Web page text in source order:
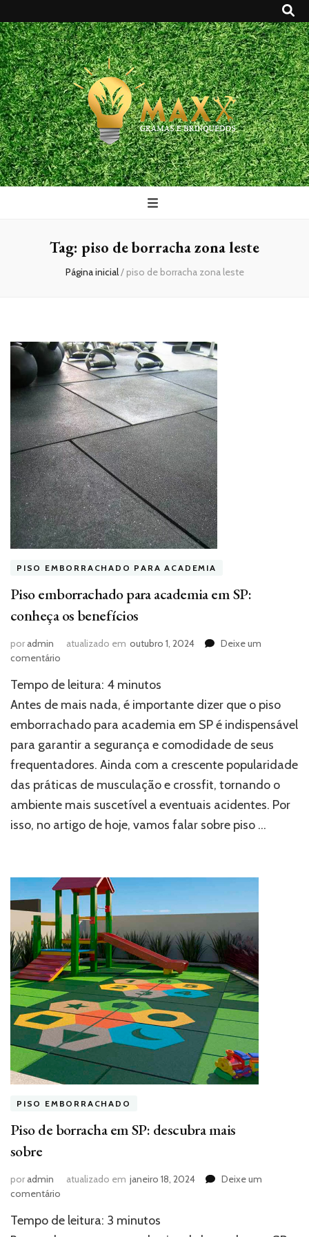
Maxx Gramas
Blog
Tag: piso de borracha zona leste
Página inicial/ piso de borracha zona leste
PISO EMBORRACHADO PARA ACADEMIA
Piso emborrachado para academia em SP:
conheça os benefícios
poradmin atualizado em outubro 1, 2024
Deixe um
comentário
emborrachado
para
em
SP:
conheça
os
benefícios
Tempo de leitura: 4 minutos
Antes de mais nada, é importante dizer que o piso
emborrachado para academia em SP é indispensável
para garantir a segurança e comodidade de seus
frequentadores. Ainda com a crescente popularidade
das práticas de musculação e crossfit, tornando o
ambiente mais suscetível a eventuais acidentes. Por
isso, no artigo de hoje, vamos falar sobre piso …
PISO EMBORRACHADO
Piso de borracha em SP: descubra mais
sobre
poradmin atualizado em janeiro 18, 2024
Deixe um
comentário
de
Tempo de leitura: 3 minutos